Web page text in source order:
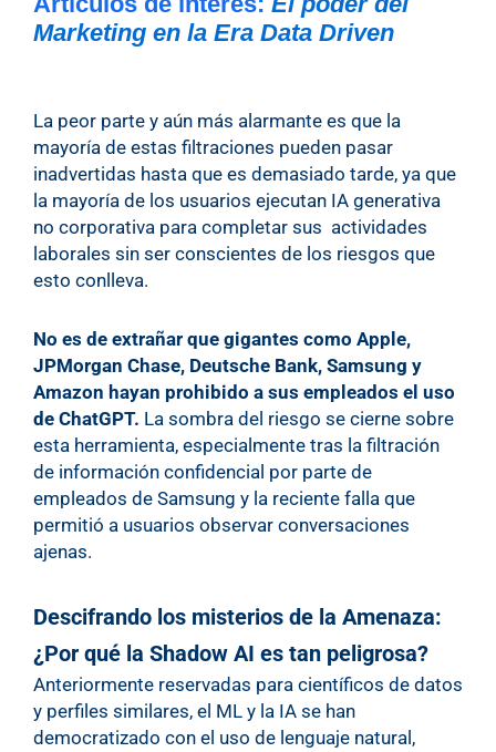
Marketing en la Era Data Driven
La peor parte y aún más alarmante es que la
mayoría de estas filtraciones pueden pasar
inadvertidas hasta que es demasiado tarde, ya que
la mayoría de los usuarios ejecutan IA generativa
no corporativa para completar sus actividades
laborales sin ser conscientes de los riesgos que
esto conlleva.
No es de extrañar que gigantes como Apple,
JPMorgan Chase, Deutsche Bank, Samsung y
Amazon hayan prohibido a sus empleados el uso
de ChatGPT. La sombra del riesgo se cierne sobre
esta herramienta, especialmente tras la filtración
de información confidencial por parte de
empleados de Samsung y la reciente falla que
permitió a usuarios observar conversaciones
ajenas.
Descifrando los misterios de la Amenaza:
¿Por qué la Shadow AI es tan peligrosa?
Anteriormente reservadas para científicos de datos
y perfiles similares, el ML y la IA se han
democratizado con el uso de lenguaje natural,